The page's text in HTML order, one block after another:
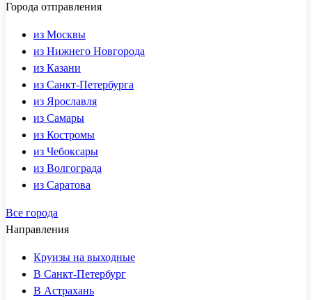
Города отправления
из Москвы
из Нижнего Новгорода
из Казани
из Санкт-Петербурга
из Ярославля
из Самары
из Костромы
из Чебоксары
из Волгограда
из Саратова
Все города
Направления
Круизы на выходные
В Санкт-Петербург
В Астрахань